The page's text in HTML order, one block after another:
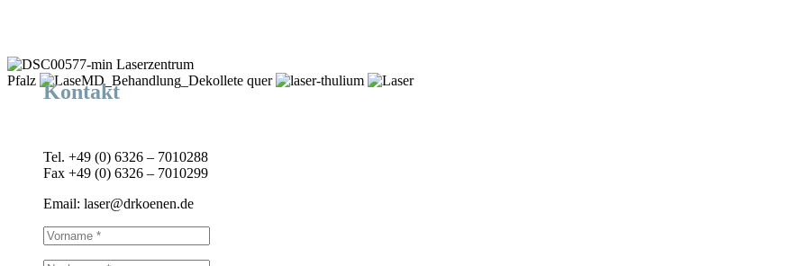
Laserzentrum
Pfalz Kontakt
Tel. +49 (0) 6326 – 7010288
Fax +49 (0) 6326 – 7010299
Email: laser@drkoenen.de